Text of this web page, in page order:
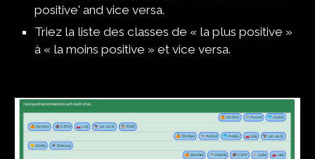
positive' and vice versa.
Triez la liste des classes de « la plus positive »
à « la moins positive » et vice versa.